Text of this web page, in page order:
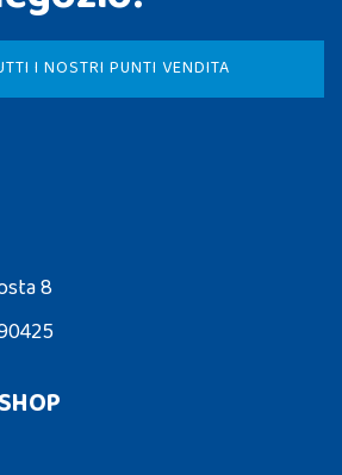
I NOSTRI PUNTI VENDITA
8